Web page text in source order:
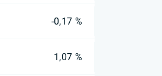
-0,17 %
1,07 %